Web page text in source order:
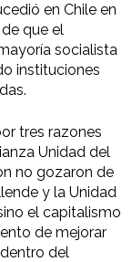
en Chile en
que el
socialista
instituciones
tres razones
Unidad del
no gozaron de
y la Unidad
el capitalismo
de mejorar
del